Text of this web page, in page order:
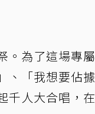
。為了這場專屬
、「我想要佔據
千人大合唱，在